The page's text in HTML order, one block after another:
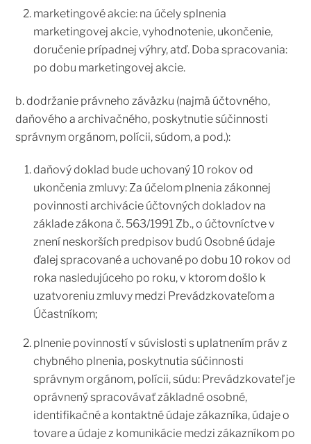
marketingové akcie: na účely splnenia
marketingovej akcie, vyhodnotenie, ukončenie,
doručenie prípadnej výhry, atď. Doba spracovania:
po dobu marketingovej akcie.
b. dodržanie právneho záväzku (najmä účtovného,
daňového a archivačného, poskytnutie súčinnosti
správnym orgánom, polícii, súdom, a pod.):
daňový doklad bude uchovaný 10 rokov od
ukončenia zmluvy: Za účelom plnenia zákonnej
povinnosti archivácie účtovných dokladov na
základe zákona č. 563/1991 Zb., o účtovníctve v
znení neskorších predpisov budú Osobné údaje
ďalej spracované a uchované po dobu 10 rokov od
roka nasledujúceho po roku, v ktorom došlo k
uzatvoreniu zmluvy medzi Prevádzkovateľom a
Účastníkom;
plnenie povinností v súvislosti s uplatnením práv z
chybného plnenia, poskytnutia súčinnosti
správnym orgánom, polícii, súdu: Prevádzkovateľ je
oprávnený spracovávať základné osobné,
identifikačné a kontaktné údaje zákazníka, údaje o
tovare a údaje z komunikácie medzi zákazníkom po